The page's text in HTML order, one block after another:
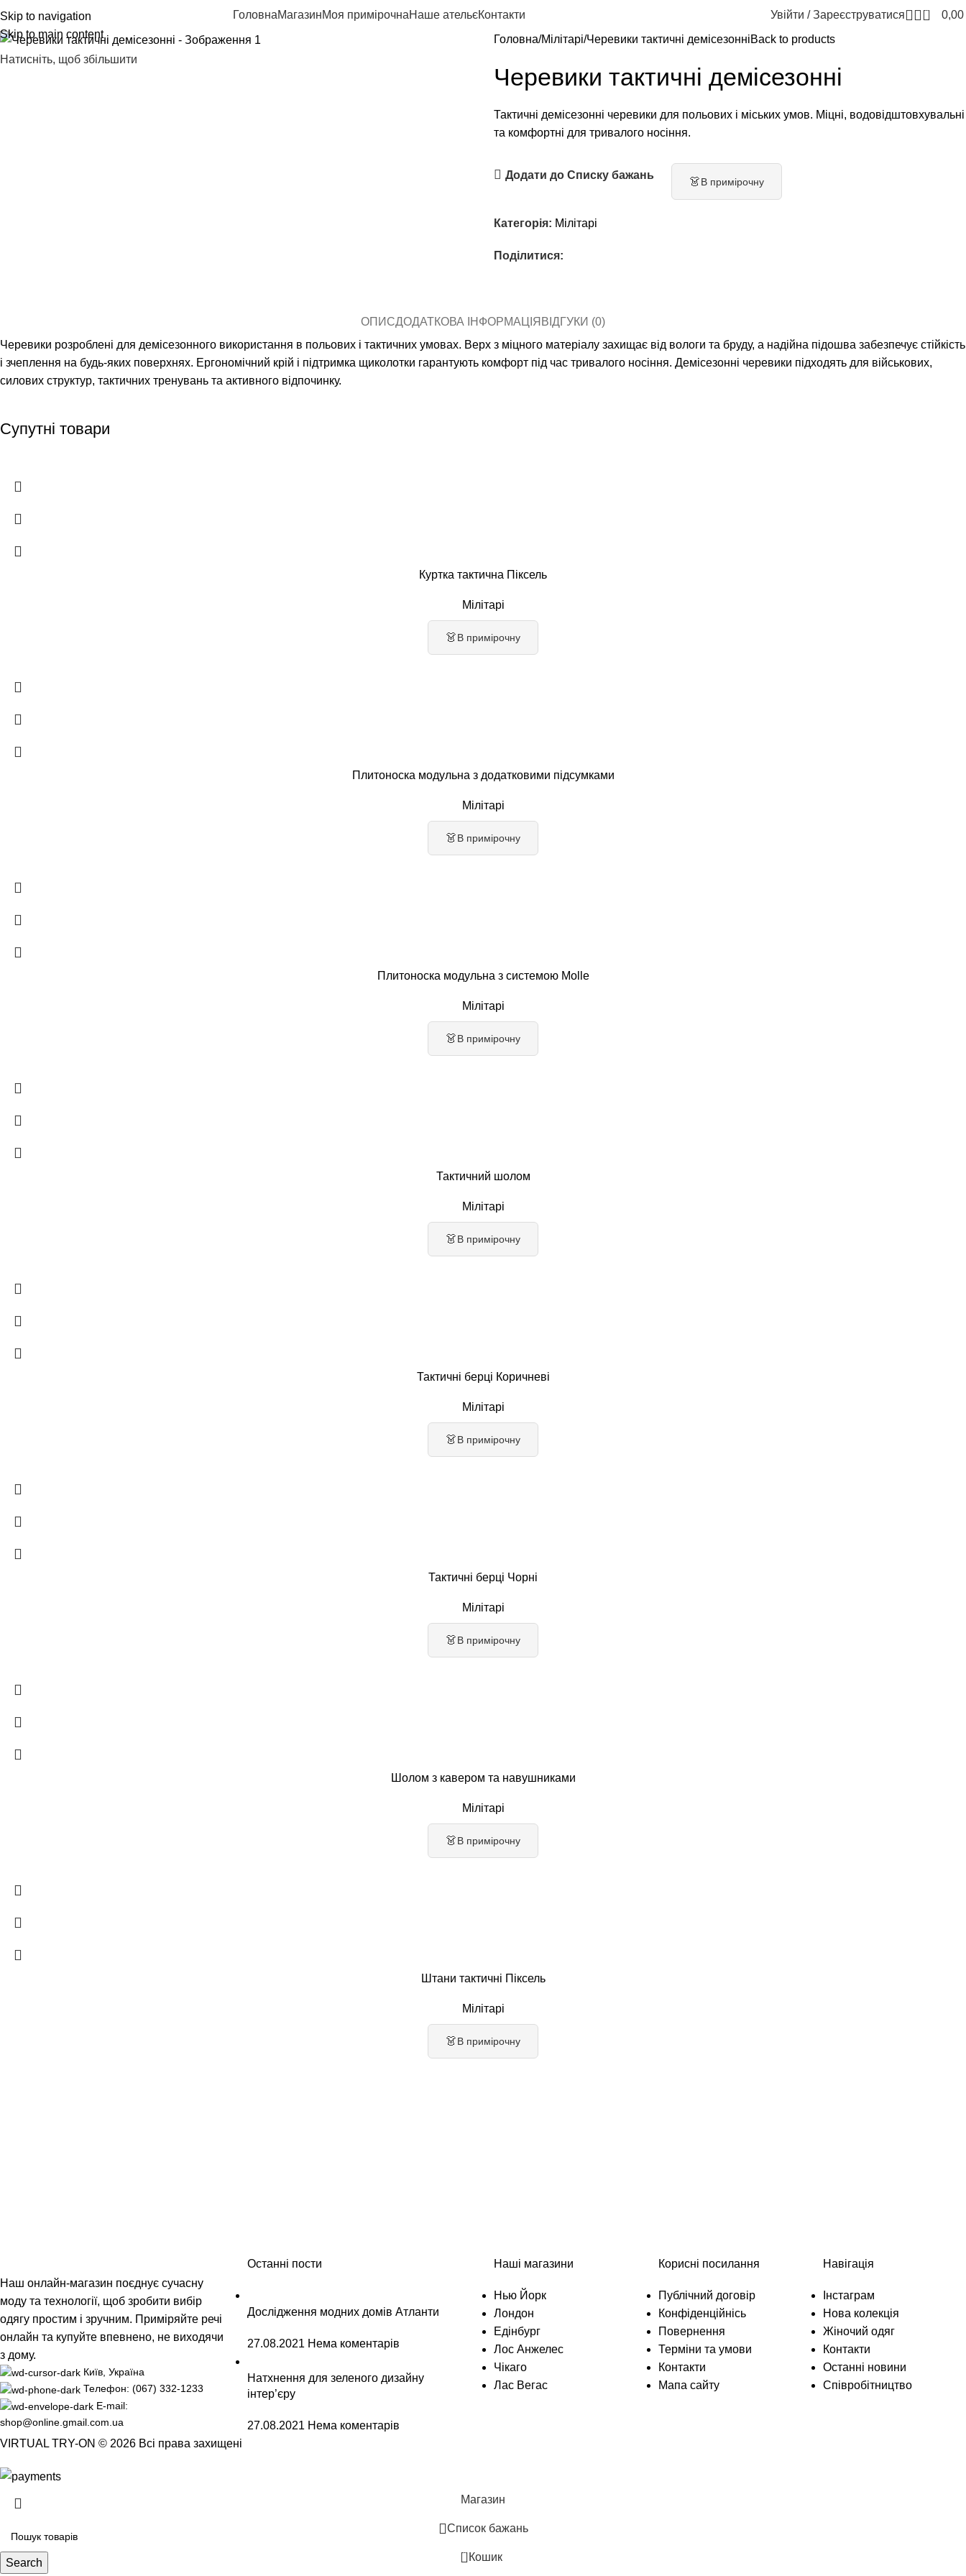
Skip to navigation
Skip to main content
ГоловнаМагазинМоя примірочнаНаше ательєКонтакти Увійти / Зареєструватися 0 0,00
Натисніть, щоб збільшити
Головна Мілітарі Черевики тактичні демісезонніBack to products
Черевики тактичні демісезонні
Тактичні демісезонні черевики для польових і міських умов. Міцні, водовідштовхувальні
та комфортні для тривалого носіння.
Додати до Списку бажань
👗В примірочну
Категорія: Мілітарі
Поділитися:
ОПИСДОДАТКОВА ІНФОРМАЦІЯ ВІДГУКИ (0)
Черевики розроблені для демісезонного використання в польових і тактичних умовах. Верх з міцного матеріалу захищає від вологи та бруду, а надійна підошва забезпечує стійкість
і зчеплення на будь-яких поверхнях. Ергономічний крій і підтримка щиколотки гарантують комфорт під час тривалого носіння. Демісезонні черевики підходять для військових,
силових структур, тактичних тренувань та активного відпочинку.
Супутні товари
Куртка тактична Піксель
Мілітарі
👗В примірочну
Плитоноска модульна з додатковими підсумками
Мілітарі
👗В примірочну
Плитоноска модульна з системою Molle
Мілітарі
👗В примірочну
Тактичний шолом
Мілітарі
👗В примірочну
Тактичні берці Коричневі
Мілітарі
👗В примірочну
Тактичні берці Чорні
Мілітарі
👗В примірочну
Шолом з кавером та навушниками
Мілітарі
👗В примірочну
Штани тактичні Піксель
Мілітарі
👗В примірочну
Наш онлайн-магазин поєднує сучасну
моду та технології, щоб зробити вибір
одягу простим і зручним. Приміряйте речі
онлайн та купуйте впевнено, не виходячи
з дому.
Київ, Україна
Телефон: (067) 332-1233
E-mail:
shop@online.gmail.com.ua
Останні пости
Дослідження модних домів Атланти
27.08.2021 Нема коментарів
Натхнення для зеленого дизайну
інтер’єру
27.08.2021 Нема коментарів
Наші магазини
Нью Йорк
Лондон
Едінбург
Лос Анжелес
Чікаго
Лас Вегас
Корисні посилання
Публічний договір
Конфіденційнісь
Повернення
Терміни та умови
Контакти
Мапа сайту
Навігація
Інстаграм
Нова колекція
Жіночий одяг
Контакти
Останні новини
Співробітництво
VIRTUAL TRY-ON © 2026 Всі права захищені
Search
Магазин
Список бажань
0 Кошик